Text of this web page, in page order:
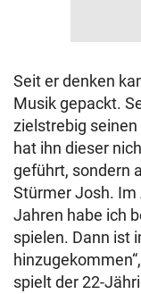
Seit er denken
Musik gepackt.
zielstrebig
hat ihn dieser
geführt, sondern
Stürmer Josh. Im
Jahren habe ich
spielen. Dann ist
spielt der 22-